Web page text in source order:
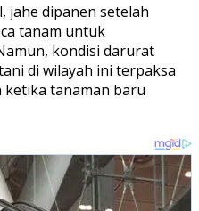
jahe dipanen setelah
tanam untuk
kondisi darurat
di wilayah ini terpaksa
ketika tanaman baru